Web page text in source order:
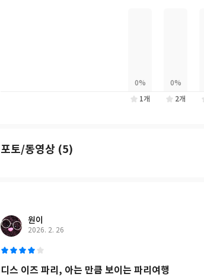
1개 2개
포토/동영상 (5)
원이
2026. 2. 26
디스 이즈 파리, 아는 만큼 보이는 파리여행